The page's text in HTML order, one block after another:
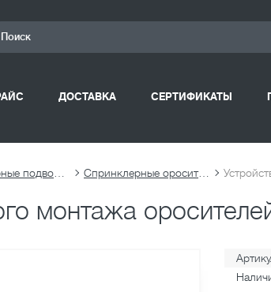
ДОСТАВКА СЕРТИФИКАТЫ
Спринклерные оросители
монтажа